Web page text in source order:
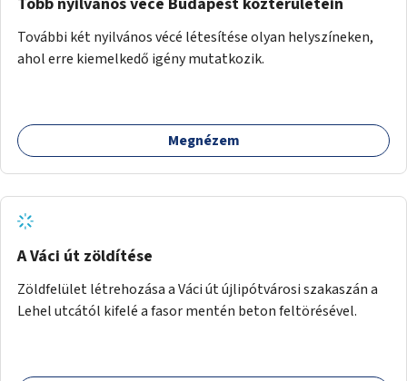
További két nyilvános vécé létesítése olyan helyszíneken,
ahol erre kiemelkedő igény mutatkozik.
Megnézem
A Váci út zöldítése
Zöldfelület létrehozása a Váci út újlipótvárosi szakaszán a
Lehel utcától kifelé a fasor mentén beton feltörésével.